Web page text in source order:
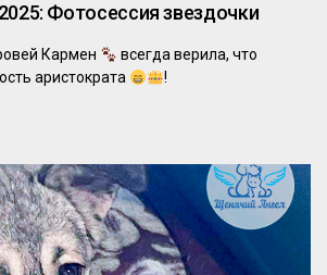
Фотосессия звездочки
Кармен
всегда верила, что
аристократа
!